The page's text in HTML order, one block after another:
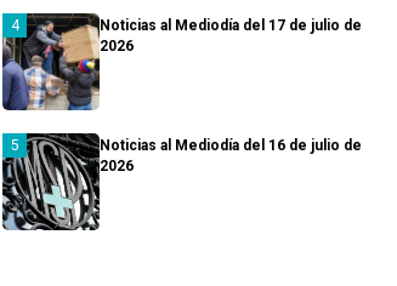
Noticias al Mediodía del 17 de julio de
2026
Noticias al Mediodía del 16 de julio de
2026